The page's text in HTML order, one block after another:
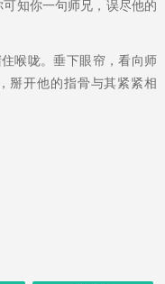
知你一句师兄，误尽他的
喉咙。垂下眼帘，看向师
掰开他的指骨与其紧紧相